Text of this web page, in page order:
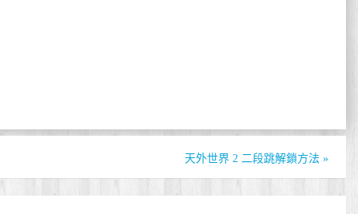
天外世界 2 二段跳解鎖方法 »